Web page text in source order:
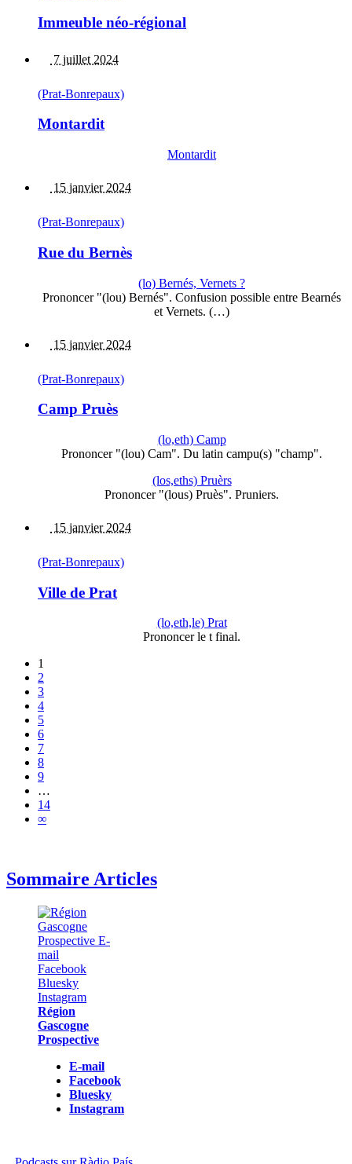
Immeuble néo-régional
7 juillet 2024
(Prat-Bonrepaux)
Montardit
Montardit
15 janvier 2024
(Prat-Bonrepaux)
Rue du Bernès
(lo) Bernés, Vernets ?
Prononcer "(lou) Bernés". Confusion possible entre Bearnés
et Vernets. (…)
15 janvier 2024
(Prat-Bonrepaux)
Camp Pruès
(lo,eth) Camp
Prononcer "(lou) Cam". Du latin campu(s) "champ".
(los,eths) Pruèrs
Prononcer "(lous) Pruès". Pruniers.
15 janvier 2024
(Prat-Bonrepaux)
Ville de Prat
(lo,eth,le) Prat
Prononcer le t final.
1
2
3
4
5
6
7
8
9
…
14
∞
Sommaire Articles
Région
Gascogne
Prospective
E-mail
Facebook
Bluesky
Instagram